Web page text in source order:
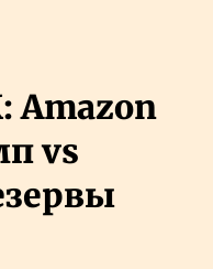
Amazon
vs